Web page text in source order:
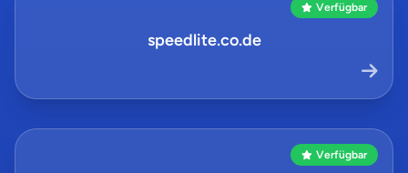
Verfügbar
speedlite.co.de
Verfügbar